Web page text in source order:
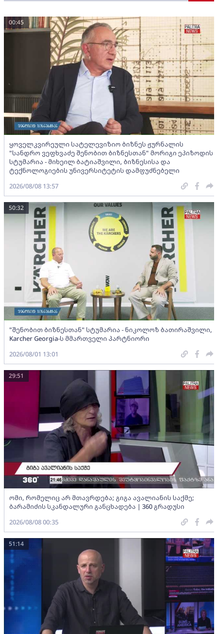
ყოველკვირეული სატელევიზიო ბიზნეს ჟურნალის
"სანდრო ვეფხვაძე შენობით ბიზნესთან" მორიგი ეპიზოდის
სტუმარია - მიხეილ ბატიაშვილი, ბიზნესისა და
ტექნოლოგიების უნივერსიტეტის დამფუძნებელი
00:45
2026/08/08 13:57
"შენობით ბიზნესთან" სტუმარია - ნიკოლოზ ბათირაშვილი,
Karcher Georgia-ს მმართველი პარტნიორი
50:32
2026/08/01 13:01
ომი, რომელიც არ მთავრდება; გიგა ავალიანის საქმე;
ბარამიძის სკანდალური განცხადება | 360 გრადუსი
29:51
2026/08/08 00:35
51:14